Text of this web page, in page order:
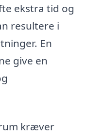
ekstra tid og
resultere i
En
give en
kræver